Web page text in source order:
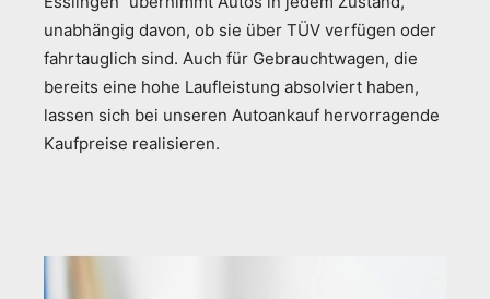
unabhängig davon, ob sie über TÜV verfügen oder
fahrtauglich sind. Auch für Gebrauchtwagen, die
bereits eine hohe Laufleistung absolviert haben,
lassen sich bei unseren Autoankauf hervorragende
Kaufpreise realisieren.